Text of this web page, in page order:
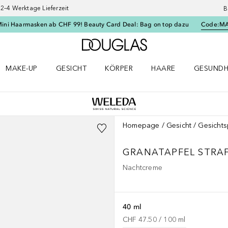
Werktage Lieferzeit
Haarmasken ab CHF 99! Beauty Card Deal: Bag on top dazu Code:
Zur Douglas Startseite
MAKE-UP
GESICHT
KÖRPER
HAARE
Homepage Gesicht
GRANATAPFEL
Nachtcreme
40 ml
CHF 47.50 / 100 ml